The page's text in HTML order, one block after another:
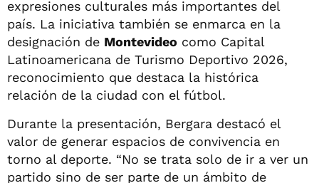
expresiones culturales más importantes del
país. La iniciativa también se enmarca en la
designación de Montevideo como Capital
Latinoamericana de Turismo Deportivo 2026,
reconocimiento que destaca la histórica
relación de la ciudad con el fútbol.
Durante la presentación, Bergara destacó el
valor de generar espacios de convivencia en
torno al deporte. “No se trata solo de ir a ver un
partido sino de ser parte de un ámbito de